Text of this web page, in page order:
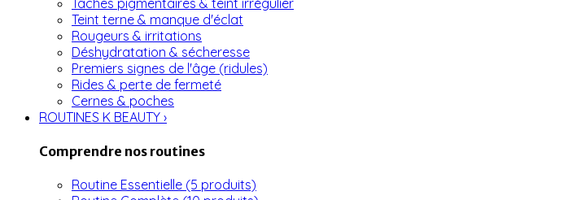
Tâches pigmentaires & teint irrégulier
Teint terne & manque d'éclat
Rougeurs & irritations
Déshydratation & sécheresse
Premiers signes de l'âge (ridules)
Rides & perte de fermeté
Cernes & poches
ROUTINES K BEAUTY ›
Comprendre nos routines
Routine Essentielle (5 produits)